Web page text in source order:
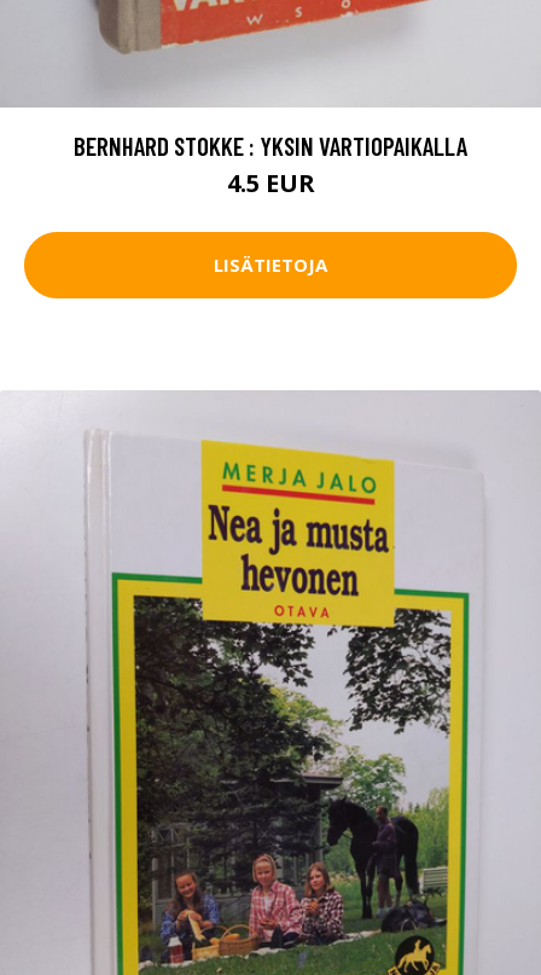
BERNHARD STOKKE : YKSIN VARTIOPAIKALLA
4.5 EUR
LISÄTIETOJA